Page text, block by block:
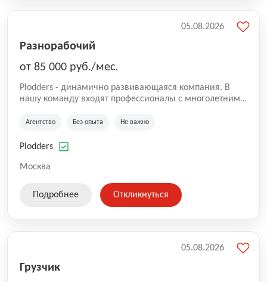
Разнорабочий
от 85 000 руб./мес.
Plodders - динамично развивающаяся компания. В
нашу команду входят профессионалы с многолетним
на рынке аутсорсинга, а накопленный опыт позволяют
оказываемых услуг.
Агентство Без опыта Не важно
Plodders
Москва
05.08.2026
Подробнее Откликнуться
Грузчик
05.08.2026